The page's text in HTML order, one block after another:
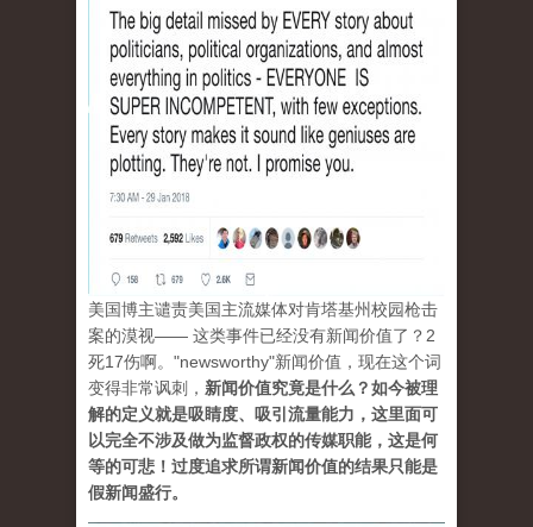
美国博主谴责美国主流媒体对肯塔基州校园枪击
案的漠视—— 这类事件已经没有新闻价值了？2
死17伤啊。"newsworthy"新闻价值，现在这个词
变得非常讽刺， 新闻价值究竟是什么？如今被理
解的定义就是吸睛度、吸引流量能力，这里面可
以完全不涉及做为监督政权的传媒职能，这是何
等的可悲！过度追求所谓新闻价值的结果只能是
假新闻盛行。